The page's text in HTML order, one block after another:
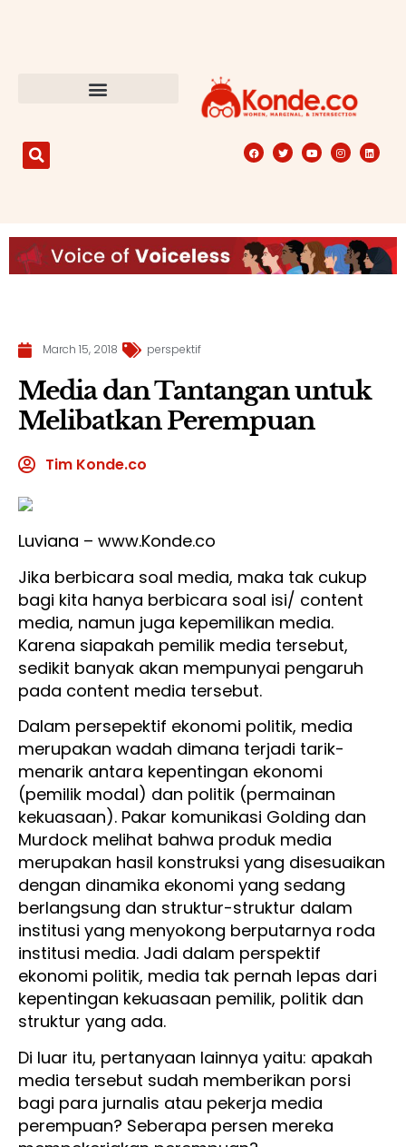
March 15, 2018 perspektif
Media dan Tantangan untuk
Melibatkan Perempuan
Tim Konde.co
Luviana – www.Konde.co
Jika berbicara soal media, maka tak cukup
bagi kita hanya berbicara soal isi/ content
media, namun juga kepemilikan media.
Karena siapakah pemilik media tersebut,
sedikit banyak akan mempunyai pengaruh
pada content media tersebut.
Dalam persepektif ekonomi politik, media
merupakan wadah dimana terjadi tarik-
menarik antara kepentingan ekonomi
(pemilik modal) dan politik (permainan
kekuasaan). Pakar komunikasi Golding dan
Murdock melihat bahwa produk media
merupakan hasil konstruksi yang disesuaikan
dengan dinamika ekonomi yang sedang
berlangsung dan struktur-struktur dalam
institusi yang menyokong berputarnya roda
institusi media. Jadi dalam perspektif
ekonomi politik, media tak pernah lepas dari
kepentingan kekuasaan pemilik, politik dan
struktur yang ada.
Di luar itu, pertanyaan lainnya yaitu: apakah
media tersebut sudah memberikan porsi
bagi para jurnalis atau pekerja media
perempuan? Seberapa persen mereka